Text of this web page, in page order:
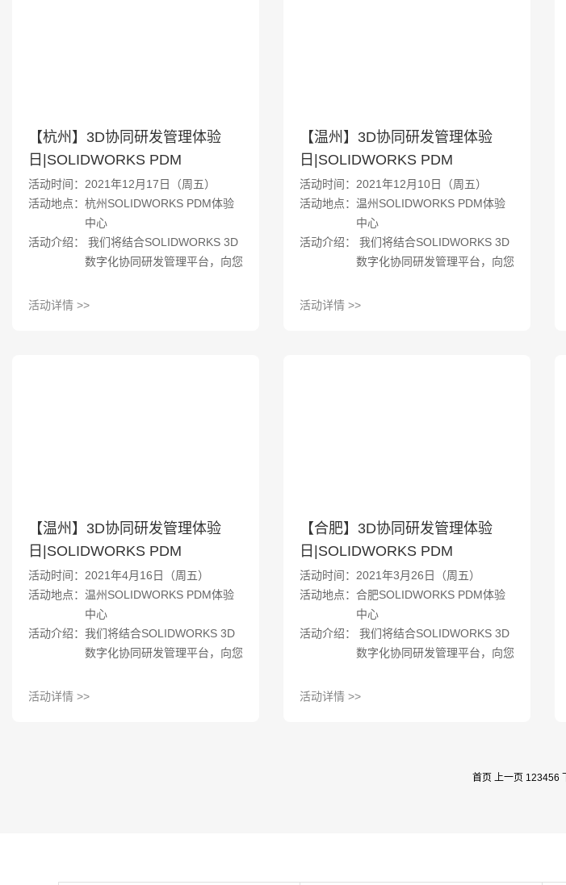
【杭州】3D协同研发管理体验
日|SOLIDWORKS PDM
活动时间：2021年12月17日（周五）
活动地点：杭州SOLIDWORKS PDM体验
中心
活动介绍： 我们将结合SOLIDWORKS 3D
数字化协同研发管理平台，向您
智能平台以及实施策略实现以上
活动详情 >>
【温州】3D协同研发管理体验
日|SOLIDWORKS PDM
活动时间：2021年12月10日（周五）
活动地点：温州SOLIDWORKS PDM体验
中心
活动介绍： 我们将结合SOLIDWORKS 3D
数字化协同研发管理平台，向您
智能平台以及实施策略实现以上
活动详情 >>
【温州】3D协同研发管理体验
日|SOLIDWORKS PDM
活动时间：2021年4月16日（周五）
活动地点：温州SOLIDWORKS PDM体验
中心
活动介绍：我们将结合SOLIDWORKS 3D
数字化协同研发管理平台，向您
智能平台以及实施策略实现以上
活动详情 >>
【合肥】3D协同研发管理体验
日|SOLIDWORKS PDM
活动时间：2021年3月26日（周五）
活动地点：合肥SOLIDWORKS PDM体验
中心
活动介绍： 我们将结合SOLIDWORKS 3D
数字化协同研发管理平台，向您
智能平台以及实施策略实现以上
活动详情 >>
首页 上一页 123456